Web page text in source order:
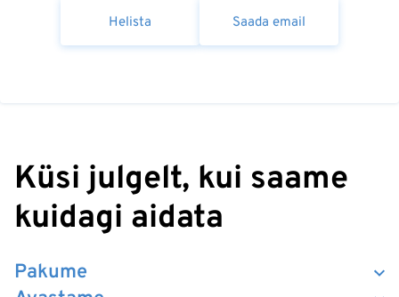
Helista Saada email
Küsi julgelt, kui saame
kuidagi aidata
Pakume